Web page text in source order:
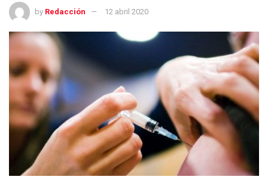
by Redacción 12 abril 2020